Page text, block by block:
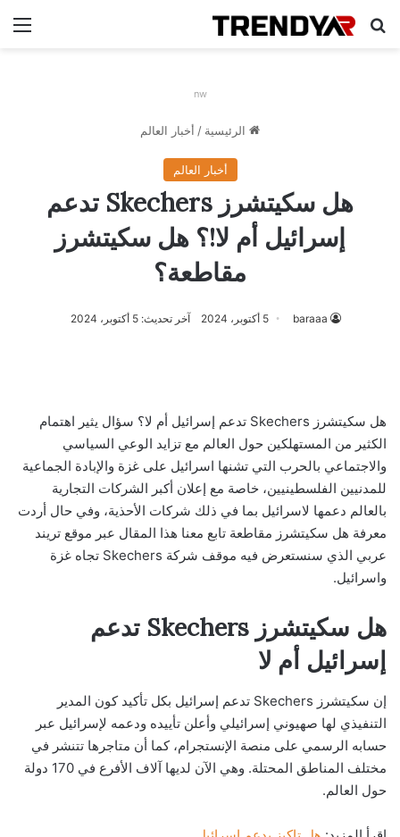
بحث عن
nw
الرئيسية / أخبار العالم
أخبار العالم
هل سكيتشرز Skechers تدعم
إسرائيل أم لا!؟ هل سكيتشرز
مقاطعة؟
baraaa 5 أكتوبر، 2024 آخر تحديث: 5 أكتوبر، 2024
هل سكيتشرز Skechers تدعم إسرائيل أم لا؟ سؤال يثير اهتمام
الكثير من المستهلكين حول العالم مع تزايد الوعي السياسي
والاجتماعي بالحرب التي تشنها اسرائيل على غزة والإبادة الجماعية
للمدنيين الفلسطينيين، خاصة مع إعلان أكبر الشركات التجارية
بالعالم دعمها لاسرائيل بما في ذلك شركات الأحذية، وفي حال أردت
معرفة هل سكيتشرز مقاطعة تابع معنا هذا المقال عبر موقع تريند
عربي الذي سنستعرض فيه موقف شركة Skechers تجاه غزة
واسرائيل.
هل سكيتشرز Skechers تدعم
إسرائيل أم لا
إن سكيتشرز Skechers تدعم إسرائيل بكل تأكيد كون المدير
التنفيذي لها صهيوني إسرائيلي وأعلن تأييده ودعمه لإسرائيل عبر
حسابه الرسمي على منصة الإنستجرام، كما أن متاجرها تتنشر في
مختلف المناطق المحتلة. وهي الآن لديها آلاف الأفرع في 170 دولة
حول العالم.